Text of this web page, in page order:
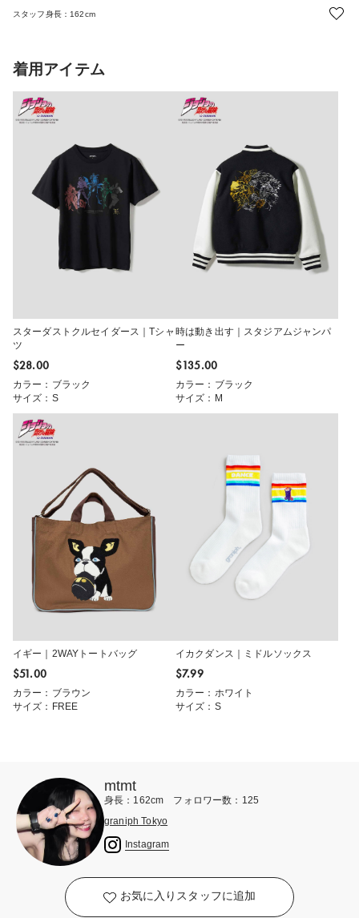
スタッフ身長：162cm
着用アイテム
スターダストクルセイダース｜Tシャ
ツ
$‌28.00
カラー：ブラック
サイズ：S
時は動き出す｜スタジアムジャンパ
ー
$‌135.00
カラー：ブラック
サイズ：M
イギー｜2WAYトートバッグ
$‌51.00
カラー：ブラウン
サイズ：FREE
イカクダンス｜ミドルソックス
$‌7.99
カラー：ホワイト
サイズ：S
mtmt
身長：162cm フォロワー数：125
graniph Tokyo
Instagram
お気に入りスタッフに追加